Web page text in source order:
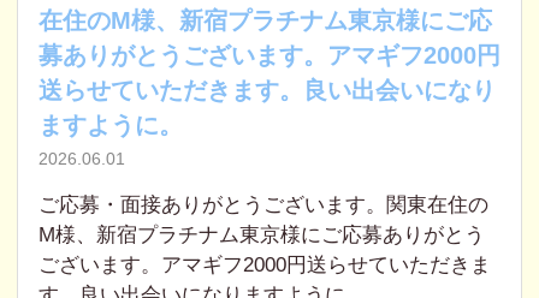
在住のM様、新宿プラチナム東京様にご応
募ありがとうございます。アマギフ2000円
送らせていただきます。良い出会いになり
ますように。
2026.06.01
ご応募・面接ありがとうございます。関東在住の
M様、新宿プラチナム東京様にご応募ありがとう
ございます。アマギフ2000円送らせていただきま